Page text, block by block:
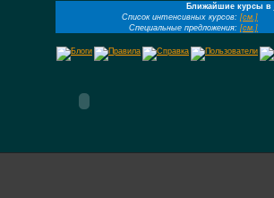
Ближайшие курсы в
Список интенсивных курсов: [см.]
Специальные предложения: [см.]